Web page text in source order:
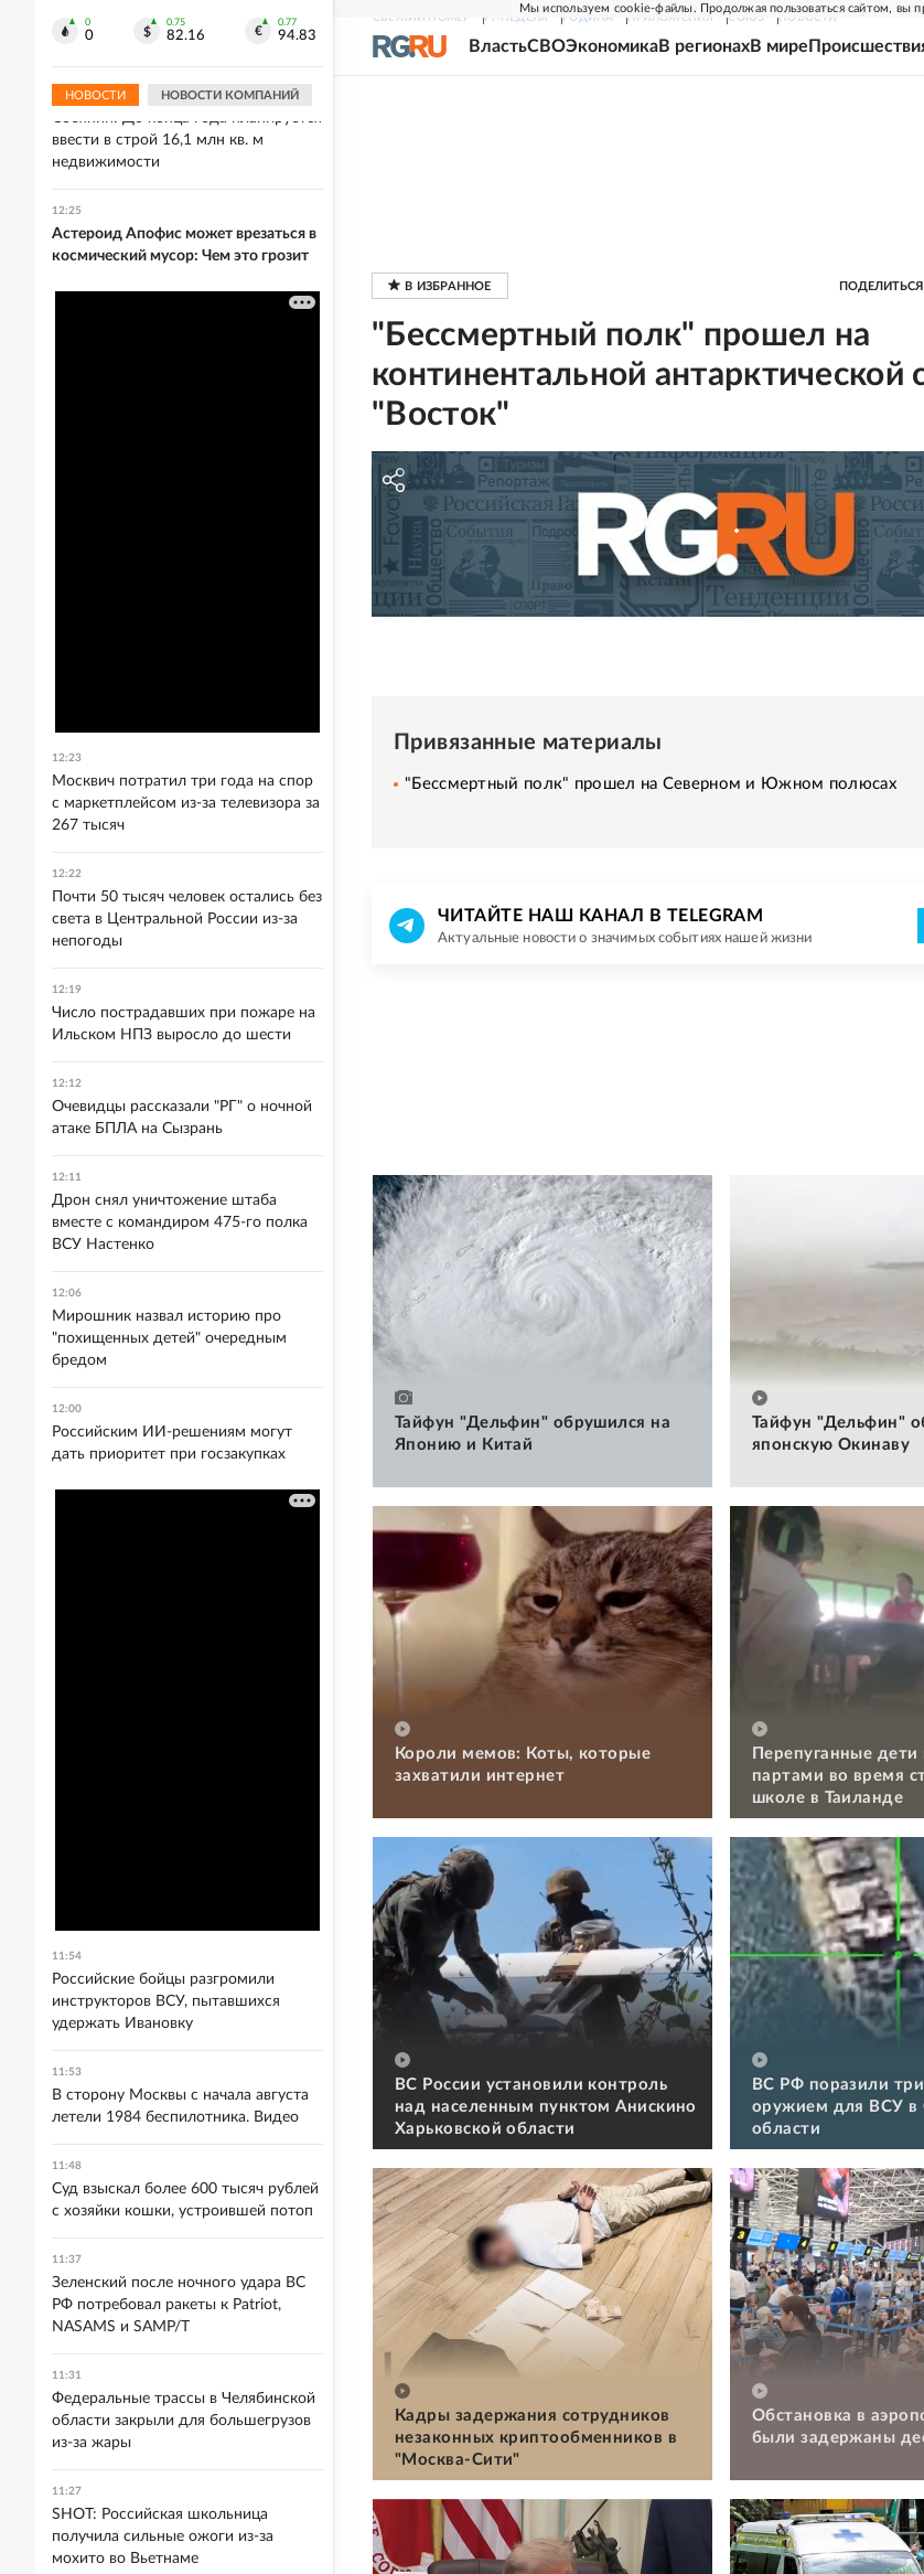
Мы используем cookie-файлы. Продолжая пользоваться сайтом, вы
СВЕЖИЙ НОМЕР РГ-НЕДЕЛЯ РОДИНА ПРИЛОЖЕНИЯ СОЮЗ НОВОСТИ
ВластьСВОЭкономикаВ регионахВ мире
ПОДЕЛИТЬСЯ
"Бессмертный полк" прошел на
континентальной антарктической
"Восток"
Привязанные материалы
"Бессмертный полк" прошел на Северном и Южном полюсах
ЧИТАЙТЕ НАШ КАНАЛ В TELEGRAM
Актуальные новости о значимых событиях нашей жизни
Тайфун "Дельфин" обрушился на
Японию и Китай
Тайфун "Дельфин"
японскую Окинаву
Короли мемов: Коты, которые
захватили интернет
Перепуганные дети
партами во время
школе в Таиланде
ВС России установили контроль
над населенным пунктом Анискино
Харьковской области
ВС РФ поразили три
оружием для ВСУ в
области
Кадры задержания сотрудников
незаконных криптообменников в
"Москва-Сити"
Обстановка в
были задержаны
0
0
0.75
82.16
0.77
94.83
НОВОСТИ НОВОСТИ КОМПАНИЙ
Галанин и Газманов выступят в День
12:26
Собянин: До конца года планируется
ввести в строй 16,1 млн кв. м
недвижимости
12:25
Астероид Апофис может врезаться в
космический мусор: Чем это грозит
12:23
Москвич потратил три года на спор
с маркетплейсом из-за телевизора за
267 тысяч
12:22
Почти 50 тысяч человек остались без
света в Центральной России из-за
непогоды
12:19
Число пострадавших при пожаре на
Ильском НПЗ выросло до шести
12:12
Очевидцы рассказали "РГ" о ночной
атаке БПЛА на Сызрань
12:11
Дрон снял уничтожение штаба
вместе с командиром 475-го полка
ВСУ Настенко
12:06
Мирошник назвал историю про
"похищенных детей" очередным
бредом
12:00
Российским ИИ-решениям могут
дать приоритет при госзакупках
11:54
Российские бойцы разгромили
инструкторов ВСУ, пытавшихся
удержать Ивановку
11:53
В сторону Москвы с начала августа
летели 1984 беспилотника. Видео
11:48
Суд взыскал более 600 тысяч рублей
с хозяйки кошки, устроившей потоп
11:37
Зеленский после ночного удара ВС
РФ потребовал ракеты к Patriot,
NASAMS и SAMP/T
11:31
Федеральные трассы в Челябинской
области закрыли для большегрузов
из-за жары
11:27
SHOT: Российская школьница
получила сильные ожоги из-за
мохито во Вьетнаме